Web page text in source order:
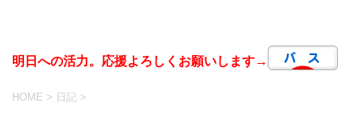
明日への活力。応援よろしくお願いします→
HOME > 日記 >